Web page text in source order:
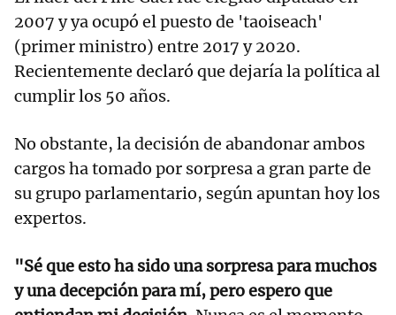
2007 y ya ocupó el puesto de 'taoiseach'
(primer ministro) entre 2017 y 2020.
Recientemente declaró que dejaría la política al
cumplir los 50 años.
No obstante, la decisión de abandonar ambos
cargos ha tomado por sorpresa a gran parte de
su grupo parlamentario, según apuntan hoy los
expertos.
"Sé que esto ha sido una sorpresa para muchos
y una decepción para mí, pero espero que